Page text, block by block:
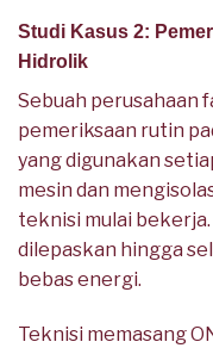
Studi Kasus 2:
Hidrolik
Sebuah perusahaan
pemeriksaan rutin
yang digunakan
mesin dan
teknisi mulai
dilepaskan hingga
bebas energi.
Teknisi memasang